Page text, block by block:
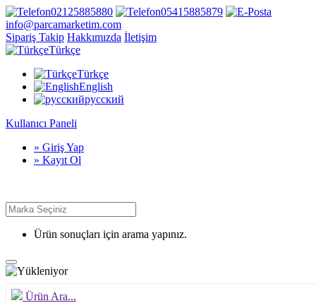
02125885880
05415885879
info@parcamarketim.com
Sipariş Takip Hakkımızda İletişim
Türkçe
Türkçe
English
русский
Kullanıcı Paneli
» Giriş Yap
» Kayıt Ol
Ürün sonuçları için arama yapınız.
Ürün Ara...